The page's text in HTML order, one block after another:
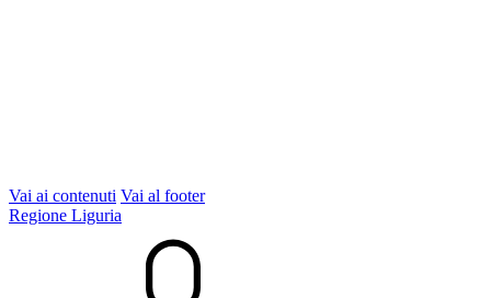
Vai ai contenuti Vai al footer
Regione Liguria